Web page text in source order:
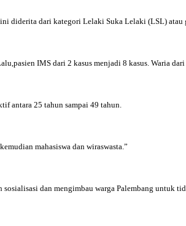
diderita dari kategori Lelaki Suka Lelaki (LSL) atau
IMS dari 2 kasus menjadi 8 kasus. Waria
antara 25 tahun sampai 49 tahun.
mahasiswa dan wiraswasta.”
dan mengimbau warga Palembang untuk